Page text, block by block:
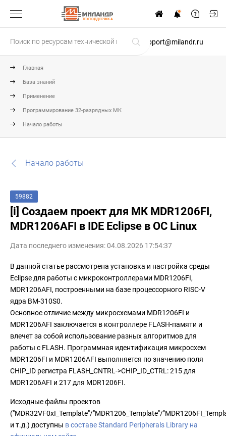
ТЕХПОДДЕРЖКА
support@milandr.ru
Главная
База знаний
Применение
Программирование 32-разрядных МК
Начало работы
Начало работы
59882
[i] Создаем проект для МК MDR1206FI,
MDR1206AFI в IDE Eclipse в OC Linux
Дата последнего изменения: 04.08.2026 17:54:37
В данной статье рассмотрена установка и настройка среды
Eclipse для работы с микроконтроллерами MDR1206FI,
MDR1206AFI, построенными на базе процессорного RISC-V
ядра BM-310S0.
Основное отличие между микросхемами MDR1206FI и
MDR1206AFI заключается в контроллере FLASH-памяти и
влечет за собой использование разных алгоритмов для
работы с FLASH. Программная идентификация микросхем
MDR1206FI и MDR1206AFI выполняется по значению поля
CHIP_ID регистра FLASH_CNTRL->CHIP_ID_CTRL: 215 для
MDR1206AFI и 217 для MDR1206FI.
Исходные файлы проектов
("MDR32VF0xI_Template"/"MDR1206_Template"/
и т.д.) доступны в составе Standard Peripherals Library на